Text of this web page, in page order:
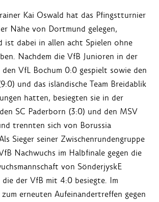
Kai Oswald hat das Pfingstturnier
Nähe von Dortmund gelegen,
ist dabei in allen acht Spielen ohne
Nachdem die VfB Junioren in der
VfL Bochum 0:0 gespielt sowie den
und das isländische Team Breidablik
hatten, besiegten sie in der
SC Paderborn (3:0) und den MSV
trennten sich von Borussia
Sieger seiner Zwischenrundengruppe
Nachwuchs im Halbfinale gegen die
von SönderjyskE
der VfB mit 4:0 besiegte. Im
zum erneuten Aufeinandertreffen gegen